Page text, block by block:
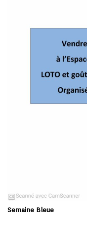
Semaine Bleue